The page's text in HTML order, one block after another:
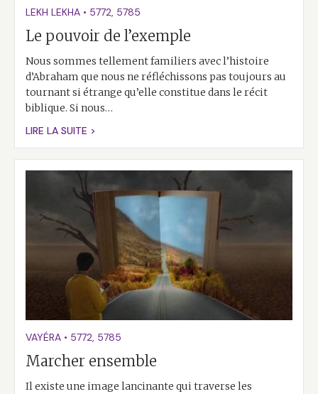
LEKH LEKHA • 5772, 5785
Le pouvoir de l’exemple
Nous sommes tellement familiers avec l’histoire
d’Abraham que nous ne réfléchissons pas toujours au
tournant si étrange qu’elle constitue dans le récit
biblique. Si nous…
LIRE LA SUITE >
VAYÉRA • 5772, 5785
Marcher ensemble
Il existe une image lancinante qui traverse les